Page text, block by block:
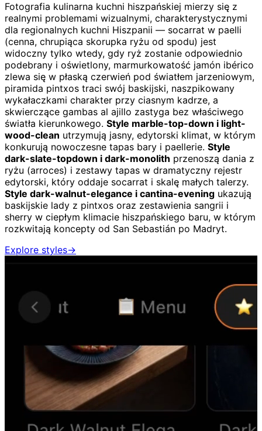
Fotografia kulinarna kuchni hiszpańskiej mierzy się z
realnymi problemami wizualnymi, charakterystycznymi
dla regionalnych kuchni Hiszpanii — socarrat w paelli
(cenna, chrupiąca skorupka ryżu od spodu) jest
widoczny tylko wtedy, gdy ryż zostanie odpowiednio
podebrany i oświetlony, marmurkowatość jamón ibérico
zlewa się w płaską czerwień pod światłem jarzeniowym,
piramida pintxos traci swój baskijski, naszpikowany
wykałaczkami charakter przy ciasnym kadrze, a
skwierczące gambas al ajillo zastyga bez właściwego
światła kierunkowego. Style marble-top-down i light-
wood-clean utrzymują jasny, edytorski klimat, w którym
konkurują nowoczesne tapas bary i paellerie. Style
dark-slate-topdown i dark-monolith przenoszą dania z
ryżu (arroces) i zestawy tapas w dramatyczny rejestr
edytorski, który oddaje socarrat i skalę małych talerzy.
Style dark-walnut-elegance i cantina-evening ukazują
baskijskie lady z pintxos oraz zestawienia sangrii i
sherry w ciepłym klimacie hiszpańskiego baru, w którym
rozkwitają koncepty od San Sebastián po Madryt.
Explore styles→